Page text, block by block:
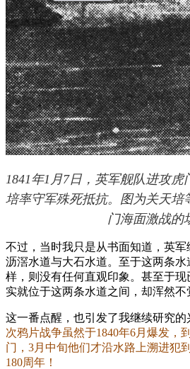
1841年1月7日，英军舰队进攻
培率守军殊死抵抗。图为关天培
门海面激战的
不过，当时我只是从书面知道，英
沥滘水道与大石水道。至于这两条
样，则没有任何直观印象。甚至于
实就位于这两条水道之间，却浑然不
这一番点醒，也引发了我继续研究的
次鸦片战争虽然于1840年6月爆发，
门，3月中旬他们才沿水路上溯进犯
180周年！